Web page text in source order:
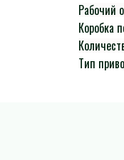
Рабочий
Коробка
Тип